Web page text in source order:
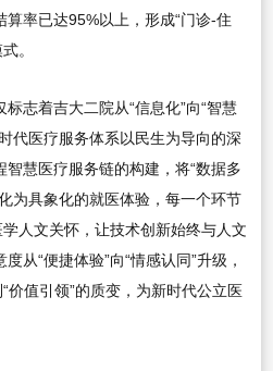
率已达95%以上，形成“门诊-住
。
志着吉大二院从“信息化”向“智慧
代医疗服务体系以民生为导向的深
慧医疗服务链的构建，将“数据多
为具象化的就医体验，每一个环节
人文关怀，让技术创新始终与人文
从“便捷体验”向“情感认同”升级，
价值引领”的质变，为新时代公立医